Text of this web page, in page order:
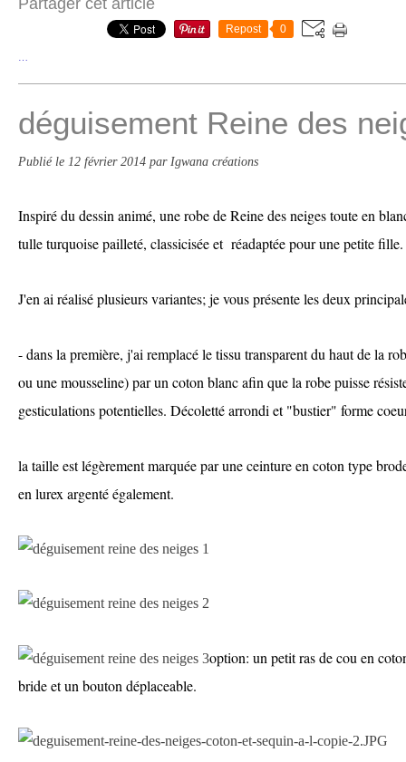
Partager cet article
Repost 0
déguisement Reine des
Publié le 12 février 2014 par Igwana créations
Inspiré du dessin animé, une robe de Reine des neiges toute en
tulle turquoise pailleté, classicisée et réadaptée pour une petite fille.
J'en ai réalisé plusieurs variantes; je vous présente les deux
- dans la première, j'ai remplacé le tissu transparent du haut de la
ou une mousseline) par un coton blanc afin que la robe puisse
gesticulations potentielles. Décoletté arrondi et "bustier" forme
la taille est légèrement marquée par une ceinture en coton type
en lurex argenté également.
option: un petit ras de cou en
bride et un bouton déplaceable.